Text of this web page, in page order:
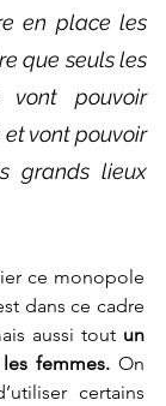
en place les
que seuls les
vont pouvoir
vont pouvoir
grands lieux
ce monopole
dans ce cadre
aussi tout un
femmes. On
certains